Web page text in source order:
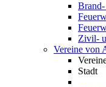
Zivil-
Vereine von
Stadt